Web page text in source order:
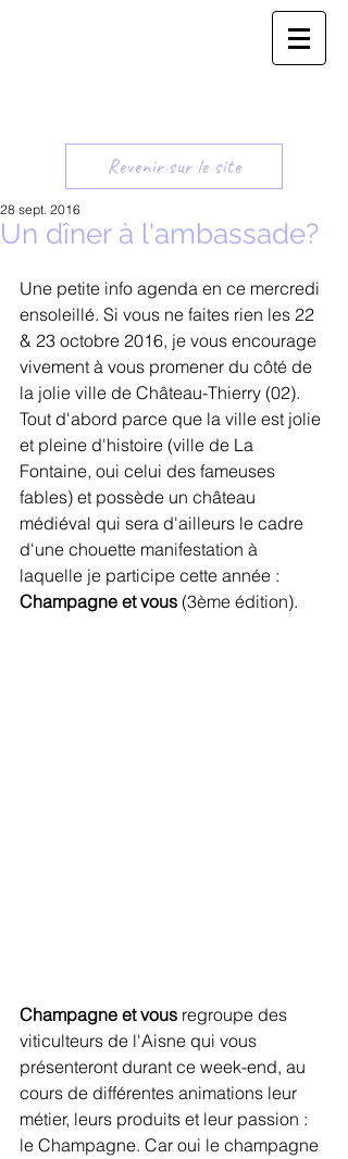
Revenir sur le site
Un dîner à l'ambassade?
28 sept. 2016
Une petite info agenda en ce mercredi
ensoleillé. Si vous ne faites rien les 22
& 23 octobre 2016, je vous encourage
vivement à vous promener du côté de
la jolie ville de Château-Thierry (02).
Tout d'abord parce que la ville est jolie
et pleine d'histoire (ville de La
Fontaine, oui celui des fameuses
fables) et possède un château
médiéval qui sera d'ailleurs le cadre
d'une chouette manifestation à
laquelle je participe cette année :
Champagne et vous (3ème édition).
Champagne et vous regroupe des
viticulteurs de l'Aisne qui vous
présenteront durant ce week-end, au
cours de différentes animations leur
métier, leurs produits et leur passion :
le Champagne. Car oui le champagne